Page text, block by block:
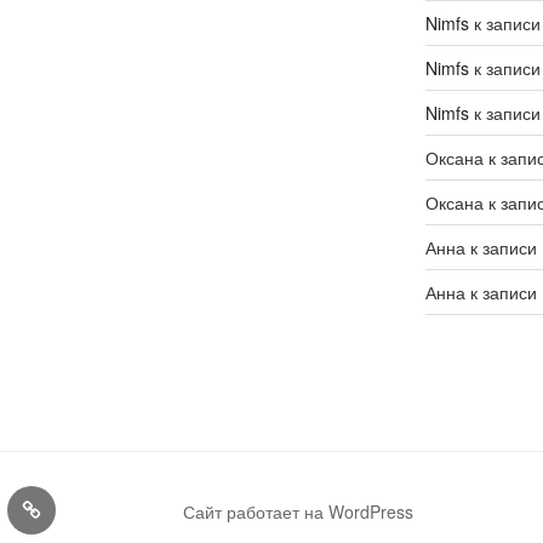
Nimfsк
Nimfsк
Nimfsк
Оксанак
Оксанак
Аннак записи
Аннак записи
Конкурсы Сайт работает на WordPress